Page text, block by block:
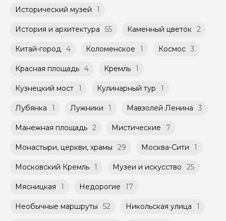
Исторический музей 1
История и архитектура 55 Каменный цветок 2
Китай-город 4 Коломенское 1 Космос 3
Красная площадь 4 Кремль 1
Кузнецкий мост 1 Кулинарный тур 1
Лубянка 1 Лужники 1 Мавзолей Ленина 3
Манежная площадь 2 Мистические 7
Монастыри, церкви, храмы 29 Москва-Сити 1
Московский Кремль 1 Музеи и искусство 25
Мясницкая 1 Недорогие 17
Необычные маршруты 52 Никольская улица 1